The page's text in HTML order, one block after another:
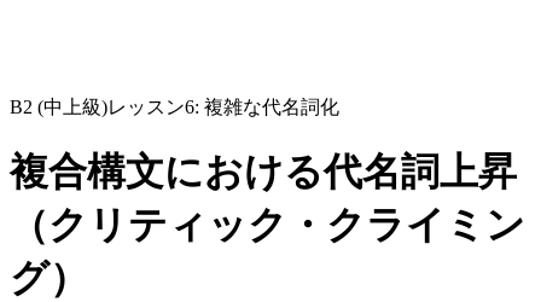
B2 (中上級)レッスン6: 複雑な代名詞化
複合構文における代名詞上昇
（クリティック・クライミン
グ）